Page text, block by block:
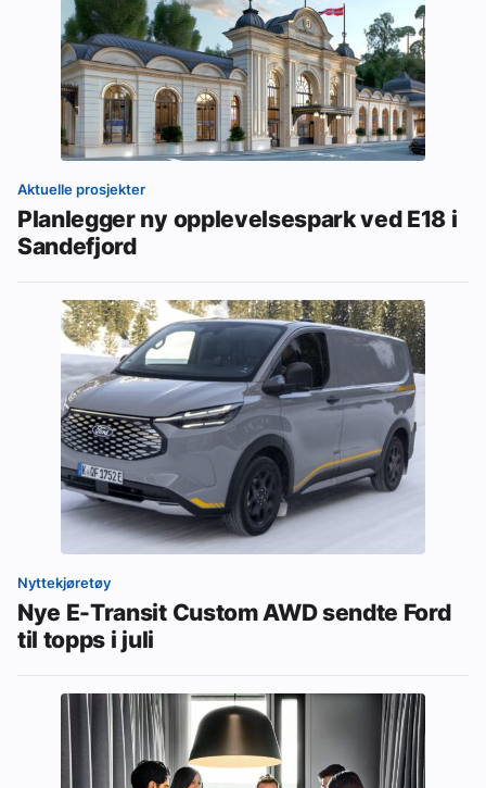
Aktuelle prosjekter
Planlegger ny opplevelsespark ved E18 i
Sandefjord
Nyttekjøretøy
Nye E-Transit Custom AWD sendte Ford
til topps i juli